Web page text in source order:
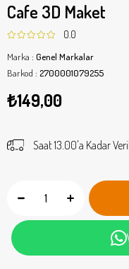
Cafe 3D Maket
0.0
Marka : Genel Markalar
Barkod : 2700001079255
₺149,00
Saat 13.00'a Kadar